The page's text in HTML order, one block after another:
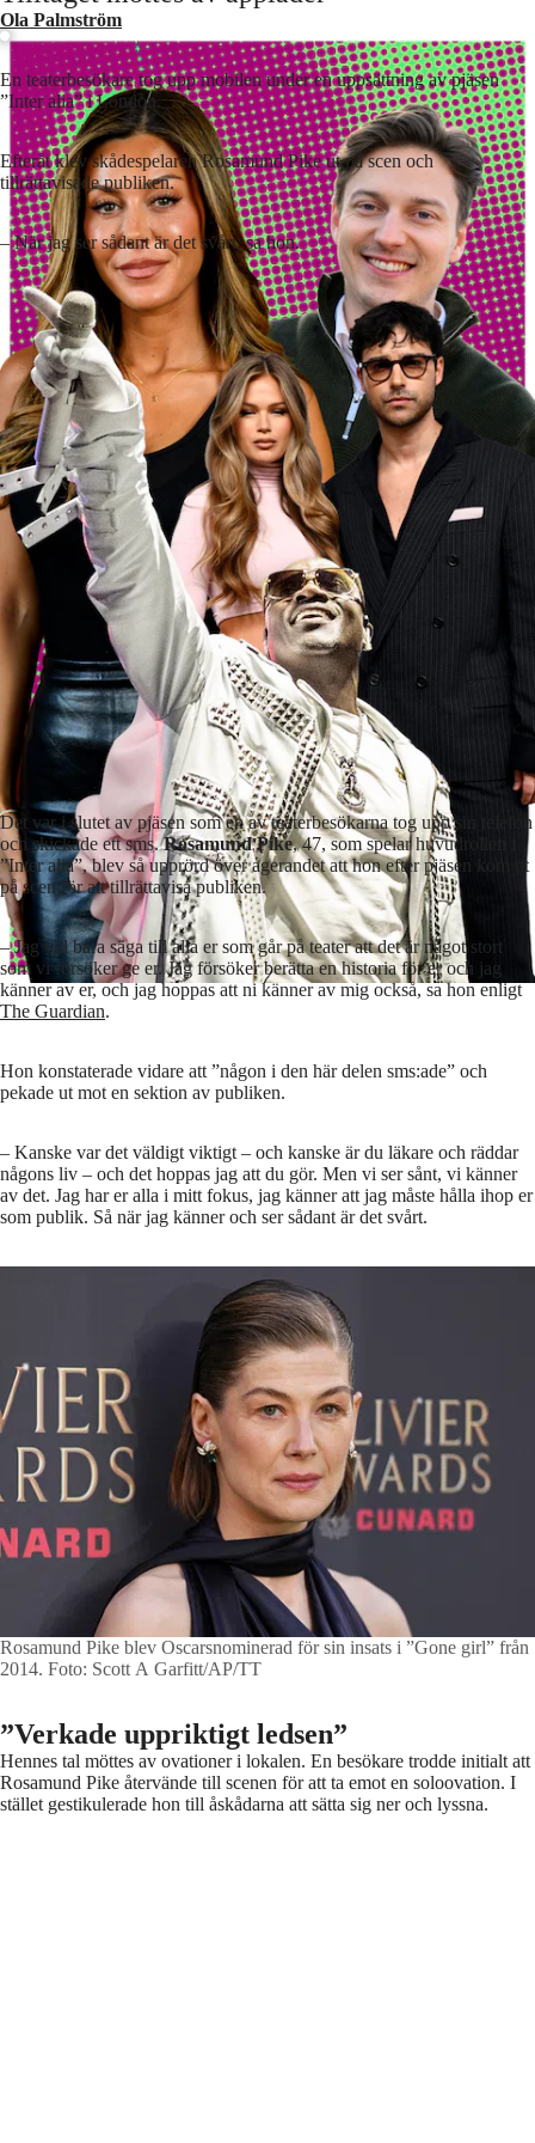
Ola Palmström
En teaterbesökare tog upp mobilen under en uppsättning av pjäsen
”Inter alia” i London.
Efteråt klev skådespelaren Rosamund Pike ut på scen och
tillrättavisade publiken.
– När jag ser sådant är det svårt, sa hon.
Lyssna på artikeln
3 min
Det var i slutet av pjäsen som en av teaterbesökarna tog upp sin telefon
och skickade ett sms.Rosamund Pike, 47, som spelar huvudrollen i
”Inter alia”, blev så upprörd över agerandet att hon efter pjäsen kom ut
på scen för att tillrättavisa publiken.
– Jag vill bara säga till alla er som går på teater att det är något stort
som vi försöker ge er. Jag försöker berätta en historia för er och jag
känner av er, och jag hoppas att ni känner av mig också, sa hon enligt
The Guardian.
Hon konstaterade vidare att ”någon i den här delen sms:ade” och
pekade ut mot en sektion av publiken.
– Kanske var det väldigt viktigt – och kanske är du läkare och räddar
någons liv – och det hoppas jag att du gör. Men vi ser sånt, vi känner
av det. Jag har er alla i mitt fokus, jag känner att jag måste hålla ihop er
som publik. Så när jag känner och ser sådant är det svårt.
Rosamund Pike blev Oscarsnominerad för sin insats i ”Gone girl” från
2014. Foto: Scott A Garfitt/AP/TT
”Verkade uppriktigt ledsen”
Hennes tal möttes av ovationer i lokalen. En besökare trodde initialt att
Rosamund Pike återvände till scenen för att ta emot en soloovation. I
stället gestikulerade hon till åskådarna att sätta sig ner och lyssna.